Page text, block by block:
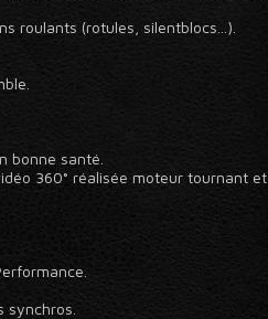
roulants (rotules, silentblocs...).
bonne santé.
360° réalisée moteur tournant et